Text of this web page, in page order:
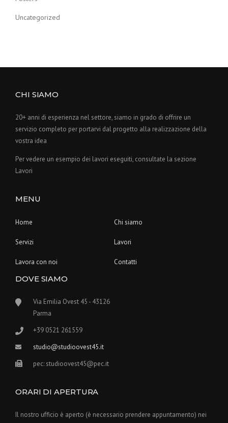
Uncategorized
CHI SIAMO
20+ anni di esperienza nel settore, siamo in grado di offrire un
servizio completo per portarvi dal progetto alla realizzazione della
vostra idea
Per vedere un esempio dei lavori eseguiti, consultate la sezione
Lavori
MENU
Home Chi siamo
Servizi Lavori
Lavora con noi Contatti
DOVE SIAMO
Via Emilia Ovest 45 - 43126
Parma
+39 0521 261559
studio@studioovest45.it
pec: studioovest45@pec.it
ORARI DI APERTURA
Il nostro ufficio è aperto (è necessario prendere appuntamento) nei